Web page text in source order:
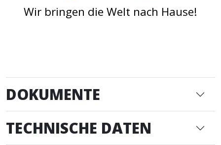
Wir bringen die Welt nach Hause!
DOKUMENTE
TECHNISCHE DATEN